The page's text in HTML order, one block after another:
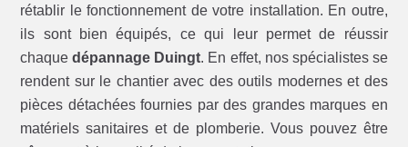
rétablir le fonctionnement de votre installation. En outre,
ils sont bien équipés, ce qui leur permet de réussir
chaquedépannage Duingt. En effet, nos spécialistes se
rendent sur le chantier avec des outils modernes et des
pièces détachées fournies par des grandes marques en
matériels sanitaires et de plomberie. Vous pouvez être